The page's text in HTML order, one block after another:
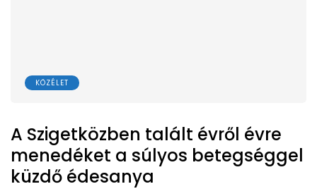
KÖZÉLET
A Szigetközben talált évről évre
menedéket a súlyos betegséggel
küzdő édesanya